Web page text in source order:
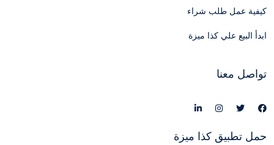
كيفية عمل طلب شراء
ابدأ البيع علي كذا ميزة
تواصل معنا
حمل تطبيق كذا ميزة